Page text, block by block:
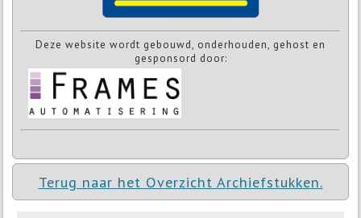
Deze website wordt gebouwd, onderhouden, gehost en
gesponsord door:
Terug naar het Overzicht Archiefstukken.